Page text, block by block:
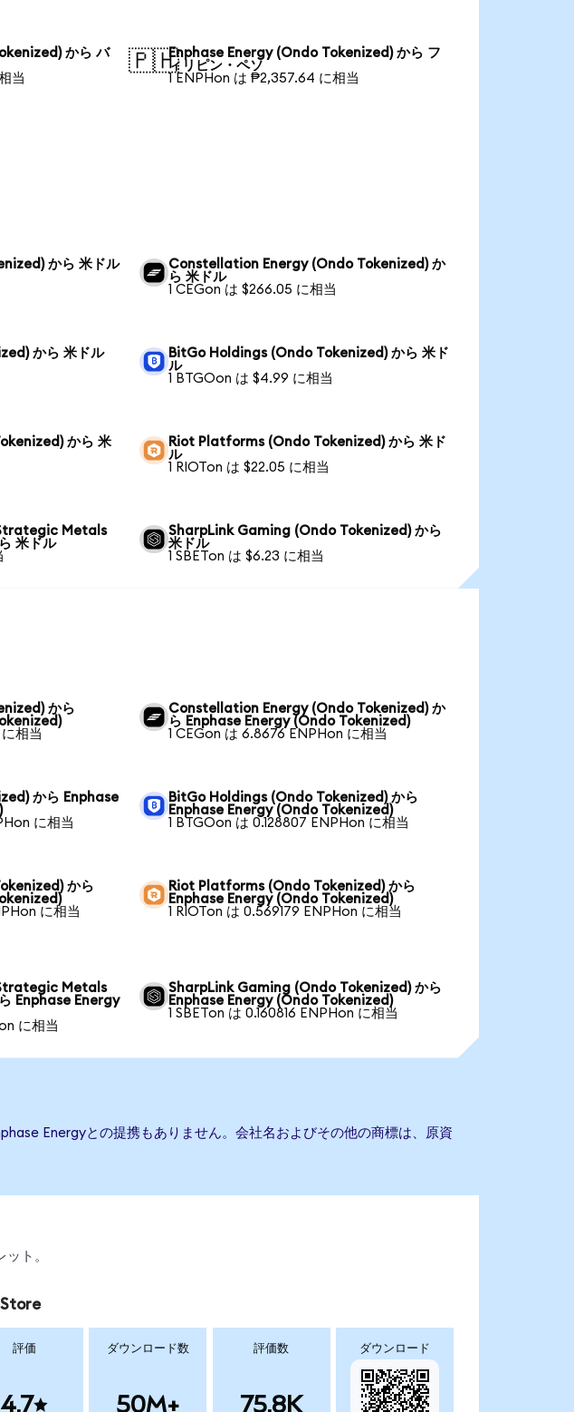
から バ
当
🇵🇭Enphase Energy (Ondo Tokenized) から フ
ィリピン・ペソ
1 ENPHon は ₱2,357.64 に相当
から 米ドル
Constellation Energy (Ondo Tokenized) か
ら 米ドル
1 CEGon は $266.05 に相当
から 米ドル
BitGo Holdings (Ondo Tokenized) から 米ド
ル
1 BTGOon は $4.99 に相当
から 米
Riot Platforms (Ondo Tokenized) から 米ド
ル
1 RIOTon は $22.05 に相当
Metals
米ドル
SharpLink Gaming (Ondo Tokenized) から
米ドル
1 SBETon は $6.23 に相当
から
相当
Constellation Energy (Ondo Tokenized) か
ら Enphase Energy (Ondo Tokenized)
1 CEGon は 6.8676 ENPHon に相当
から Enphase
に相当
BitGo Holdings (Ondo Tokenized) から
Enphase Energy (Ondo Tokenized)
1 BTGOon は 0.128807 ENPHon に相当
から
に相当
Riot Platforms (Ondo Tokenized) から
Enphase Energy (Ondo Tokenized)
1 RIOTon は 0.569179 ENPHon に相当
Metals
Enphase Energy
に相当
SharpLink Gaming (Ondo Tokenized) から
Enphase Energy (Ondo Tokenized)
1 SBETon は 0.160816 ENPHon に相当
Energyとの提携もありません。会社名およびその他の商標は、原資
ト。
評価
4.7
ダウンロード数
50M+
評価数
75.8K
ダウンロード